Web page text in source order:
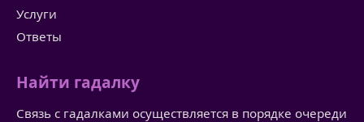
Услуги
Ответы
Найти гадалку
Связь с гадалками осуществляется в порядке очереди